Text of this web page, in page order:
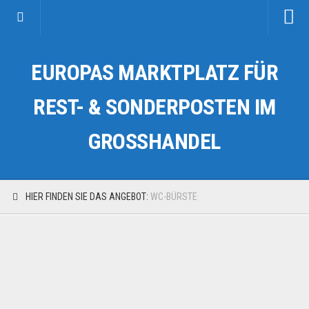
Kategorien
Auto & Motorrad
Fahrzeuge & Transport
EUROPAS MARKTPLATZ FÜR
REST- & SONDERPOSTEN IM
GROSSHANDEL
HIER FINDEN SIE DAS ANGEBOT: WC-BÜRSTE